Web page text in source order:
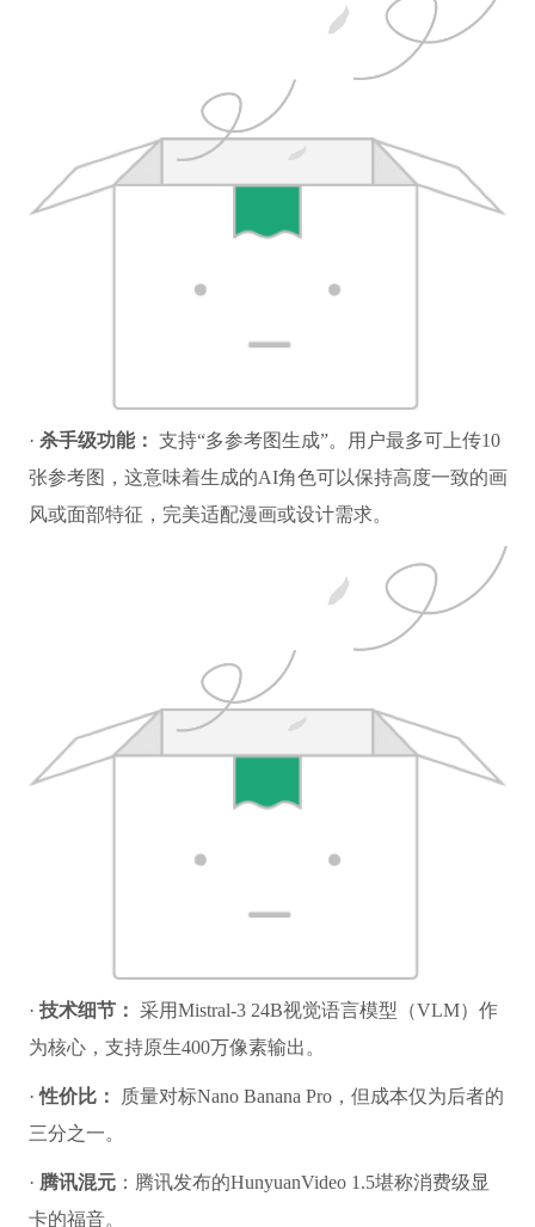
· 杀手级功能： 支持“多参考图生成”。用户最多可上传10
张参考图，这意味着生成的AI角色可以保持高度一致的画
风或面部特征，完美适配漫画或设计需求。
· 技术细节： 采用Mistral-3 24B视觉语言模型（VLM）作
为核心，支持原生400万像素输出。
·性价比：
质量对标Nano Banana Pro，但成本仅为后者的
三分之一。
· 腾讯混元：腾讯发布的HunyuanVideo 1.5堪称消费级显
卡的福音。